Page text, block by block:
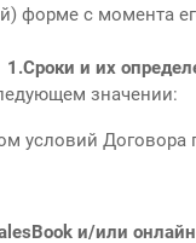
форме с момента
1.Сроки и их
значении:
условий Договора
и/или